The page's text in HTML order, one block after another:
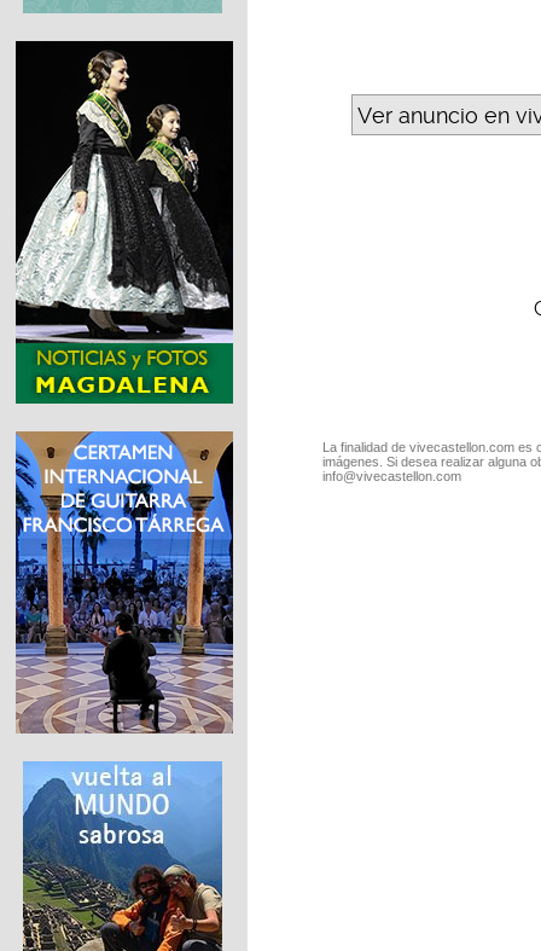
Ver anuncio en
La finalidad de vivecastellon.com
imágenes. Si desea realizar alguna
info@vivecastellon.com